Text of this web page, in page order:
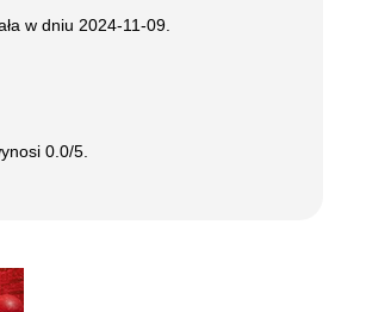
w dniu 2024-11-09
0.0/5.